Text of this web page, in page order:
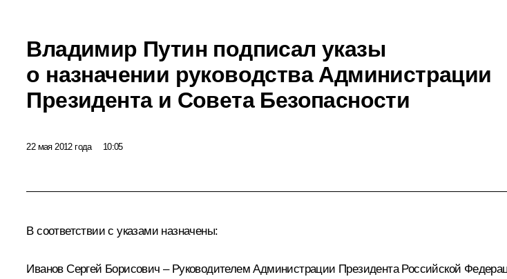
Владимир Путин подписал указы
о назначении руководства Администрации
Президента и Совета Безопасности
22 мая 2012 года 10:05
В соответствии с указами назначены:
Иванов Сергей Борисович – Руководителем Администрации Президента Российской